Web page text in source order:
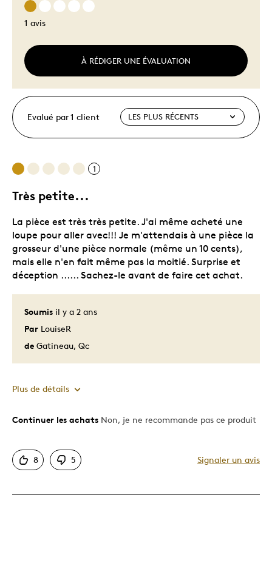
1 avis
À RÉDIGER UNE ÉVALUATION
Evalué par 1 client
1
Très petite...
Soumis il y a 2 ans
Par LouiseR
de Gatineau, Qc
La pièce est très très petite. J'ai même acheté une
loupe pour aller avec!!! Je m'attendais à une pièce la
grosseur d'une pièce normale (même un 10 cents),
mais elle n'en fait même pas la moitié. Surprise et
déception ...... Sachez-le avant de faire cet achat.
Plus de détails
Le pour
Unique en son genre
Continuer les achats Non, je ne recommande pas ce produit
8 5 Signaler un avis